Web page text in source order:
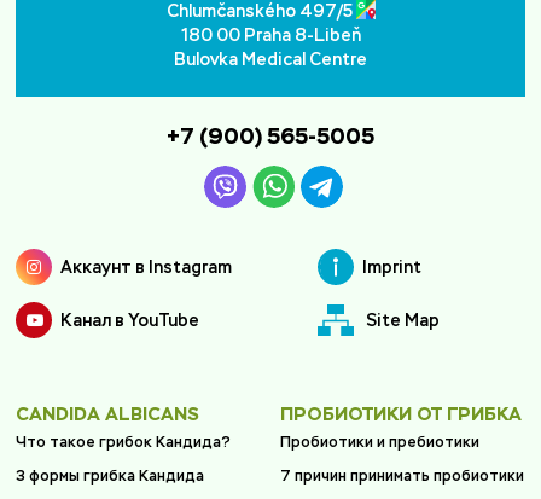
Chlumčanského 497/5
180 00 Praha 8-Libeň
Bulovka Medical Centre
+7 (900) 565-5005
Аккаунт в Instagram
Канал в YouTube
Imprint
Site Map
CANDIDA ALBICANS
Что такое грибок Кандида?
3 формы грибка Кандида
ПРОБИОТИКИ ОТ ГРИБКА
Пробиотики и пребиотики
7 причин принимать пробиотики